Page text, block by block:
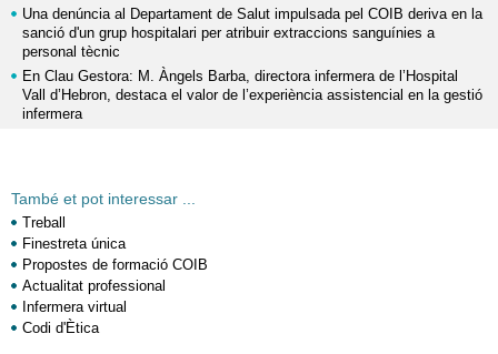
Una denúncia al Departament de Salut impulsada pel COIB deriva en la
sanció d'un grup hospitalari per atribuir extraccions sanguínies a
personal tècnic
En Clau Gestora: M. Àngels Barba, directora infermera de l’Hospital
Vall d’Hebron, destaca el valor de l’experiència assistencial en la gestió
infermera
També et pot interessar ...
Treball
Finestreta única
Propostes de formació COIB
Actualitat professional
Infermera virtual
Codi d'Ètica